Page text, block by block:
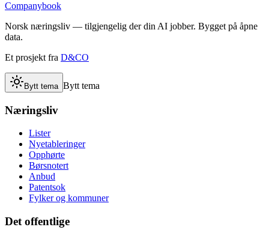
Companybook
Norsk næringsliv — tilgjengelig der din AI jobber. Bygget på åpne
data.
Et prosjekt fra D&CO
Bytt tema Bytt tema
Næringsliv
Lister
Nyetableringer
Opphørte
Børsnotert
Anbud
Patentsok
Fylker og kommuner
Det offentlige